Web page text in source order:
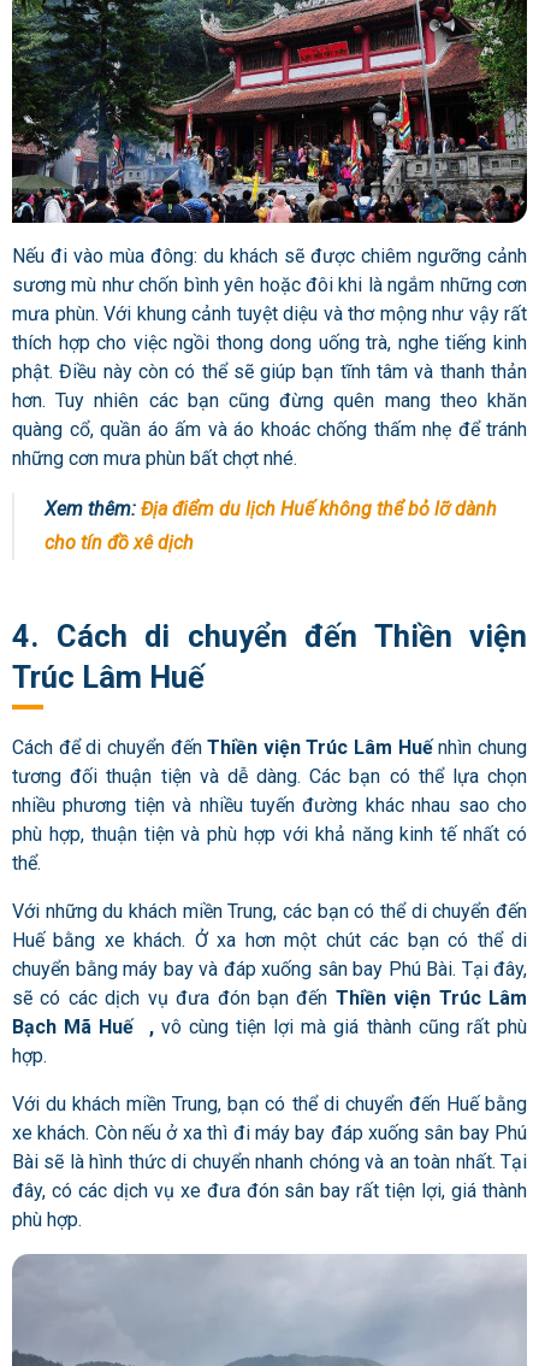
Nếu đi vào mùa đông: du khách sẽ được chiêm ngưỡng cảnh
sương mù như chốn bình yên hoặc đôi khi là ngắm những cơn
mưa phùn. Với khung cảnh tuyệt diệu và thơ mộng như vậy rất
thích hợp cho việc ngồi thong dong uống trà, nghe tiếng kinh
phật. Điều này còn có thể sẽ giúp bạn tĩnh tâm và thanh thản
hơn. Tuy nhiên các bạn cũng đừng quên mang theo khăn
quàng cổ, quần áo ấm và áo khoác chống thấm nhẹ để tránh
những cơn mưa phùn bất chợt nhé.
Xem thêm: Địa điểm du lịch Huế không thể bỏ lỡ dành
cho tín đồ xê dịch
4. Cách di chuyển đến Thiền viện
Trúc Lâm Huế
Cách để di chuyển đếnThiền viện Trúc Lâm Huếnhìn chung
tương đối thuận tiện và dễ dàng. Các bạn có thể lựa chọn
nhiều phương tiện và nhiều tuyến đường khác nhau sao cho
phù hợp, thuận tiện và phù hợp với khả năng kinh tế nhất có
thể.
Với những du khách miền Trung, các bạn có thể di chuyển đến
Huế bằng xe khách. Ở xa hơn một chút các bạn có thể di
chuyển bằng máy bay và đáp xuống sân bay Phú Bài. Tại đây,
sẽ có các dịch vụ đưa đón bạn đến Thiền viện Trúc Lâm
Bạch Mã Huế
, vô cùng tiện lợi mà giá thành cũng rất phù
hợp.
Với du khách miền Trung, bạn có thể di chuyển đến Huế bằng
xe khách. Còn nếu ở xa thì đi máy bay đáp xuống sân bay Phú
Bài sẽ là hình thức di chuyển nhanh chóng và an toàn nhất. Tại
đây, có các dịch vụ xe đưa đón sân bay rất tiện lợi, giá thành
phù hợp.